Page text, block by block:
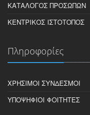
ΚΑΤΆΛΟΓΟΣ ΠΡΟΣΏΠΩΝ
ΚΕΝΤΡΙΚΌΣ ΙΣΤΌΤΟΠΟΣ
Πληροφορίες
ΧΡΉΣΙΜΟΙ ΣΎΝΔΕΣΜΟΙ
ΥΠΟΨΉΦΙΟΙ ΦΟΙΤΗΤΈΣ